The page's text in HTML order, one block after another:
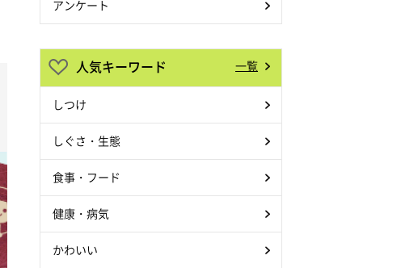
アンケート
人気キーワード 一覧
しつけ
しぐさ・生態
食事・フード
健康・病気
かわいい